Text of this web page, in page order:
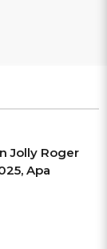
Jolly Roger
Apa